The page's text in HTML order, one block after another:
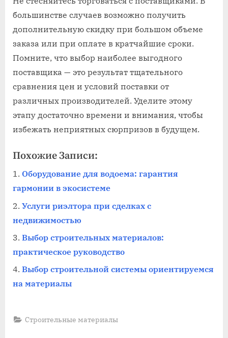
большинстве случаев возможно получить
дополнительную скидку при большом объеме
заказа или при оплате в кратчайшие сроки.
Помните, что выбор наиболее выгодного
поставщика — это результат тщательного
сравнения цен и условий поставки от
различных производителей. Уделите этому
этапу достаточно времени и внимания, чтобы
избежать неприятных сюрпризов в будущем.
Похожие Записи:
Оборудование для водоема: гарантия
гармонии в экосистеме
Услуги риэлтора при сделках с
недвижимостью
Выбор строительных материалов:
практическое руководство
Выбор строительной системы ориентируемся
на материалы
Строительные материалы